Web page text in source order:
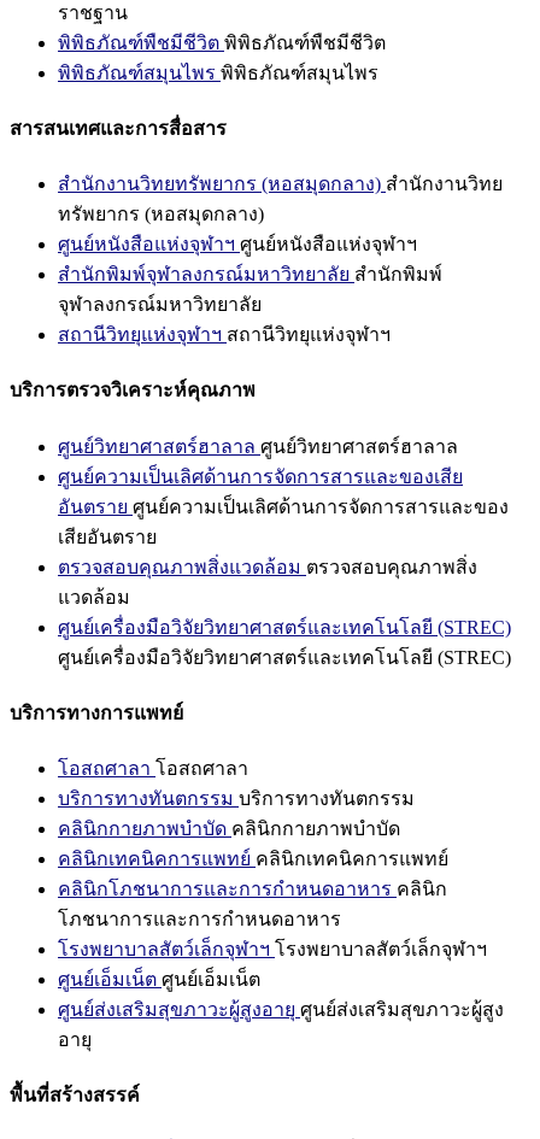
ราชฐาน
พิพิธภัณฑ์พืชมีชีวิต พิพิธภัณฑ์พืชมีชีวิต
พิพิธภัณฑ์สมุนไพร พิพิธภัณฑ์สมุนไพร
สารสนเทศและการสื่อสาร
สำนักงานวิทยทรัพยากร (หอสมุดกลาง) สำนักงานวิทย
ทรัพยากร (หอสมุดกลาง)
ศูนย์หนังสือแห่งจุฬาฯ ศูนย์หนังสือแห่งจุฬาฯ
สำนักพิมพ์จุฬาลงกรณ์มหาวิทยาลัย สำนักพิมพ์
จุฬาลงกรณ์มหาวิทยาลัย
สถานีวิทยุแห่งจุฬาฯ สถานีวิทยุแห่งจุฬาฯ
บริการตรวจวิเคราะห์คุณภาพ
ศูนย์วิทยาศาสตร์ฮาลาล ศูนย์วิทยาศาสตร์ฮาลาล
ศูนย์ความเป็นเลิศด้านการจัดการสารและของเสีย
อันตราย ศูนย์ความเป็นเลิศด้านการจัดการสารและของ
เสียอันตราย
ตรวจสอบคุณภาพสิ่งแวดล้อม ตรวจสอบคุณภาพสิ่ง
แวดล้อม
ศูนย์เครื่องมือวิจัยวิทยาศาสตร์และเทคโนโลยี (STREC)
ศูนย์เครื่องมือวิจัยวิทยาศาสตร์และเทคโนโลยี (STREC)
บริการทางการแพทย์
โอสถศาลา โอสถศาลา
บริการทางทันตกรรม บริการทางทันตกรรม
คลินิกกายภาพบำบัด คลินิกกายภาพบำบัด
คลินิกเทคนิคการแพทย์ คลินิกเทคนิคการแพทย์
คลินิกโภชนาการและการกำหนดอาหาร คลินิก
โภชนาการและการกำหนดอาหาร
โรงพยาบาลสัตว์เล็กจุฬาฯ โรงพยาบาลสัตว์เล็กจุฬาฯ
ศูนย์เอ็มเน็ต ศูนย์เอ็มเน็ต
ศูนย์ส่งเสริมสุขภาวะผู้สูงอายุ ศูนย์ส่งเสริมสุขภาวะผู้สูง
อายุ
พื้นที่สร้างสรรค์